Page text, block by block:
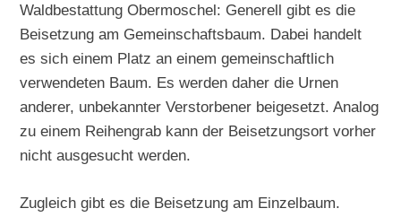
Waldbestattung Obermoschel: Generell gibt es die
Beisetzung am Gemeinschaftsbaum. Dabei handelt
es sich einem Platz an einem gemeinschaftlich
verwendeten Baum. Es werden daher die Urnen
anderer, unbekannter Verstorbener beigesetzt. Analog
zu einem Reihengrab kann der Beisetzungsort vorher
nicht ausgesucht werden.
Zugleich gibt es die Beisetzung am Einzelbaum.